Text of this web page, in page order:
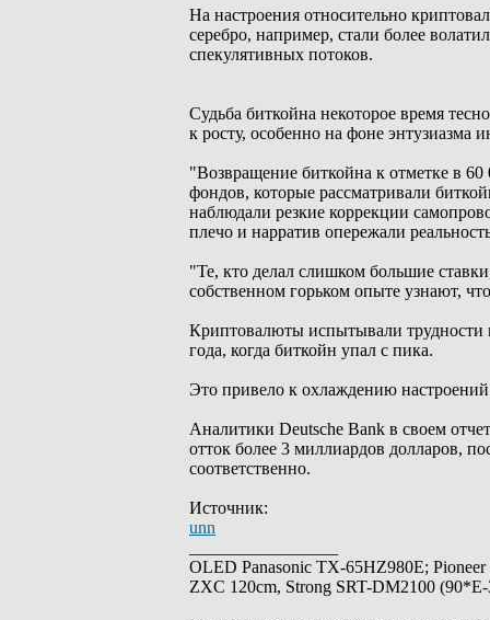
На настроения относительно
серебро, например, стали более
спекулятивных потоков.
Судьба биткойна некоторое время
к росту, особенно на фоне энтузиазма
"Возвращение биткойна к отметке в 60
фондов, которые рассматривали
наблюдали резкие коррекции
плечо и нарратив опережали
"Те, кто делал слишком большие
собственном горьком опыте узнают,
Криптовалюты испытывали трудности
года, когда биткойн упал с пика.
Это привело к охлаждению
Аналитики Deutsche Bank в своем
отток более 3 миллиардов долларов,
соответственно.
Источник:
unn
OLED Panasonic TX-65HZ980E;
ZXC 120cm, Strong SRT-DM2100